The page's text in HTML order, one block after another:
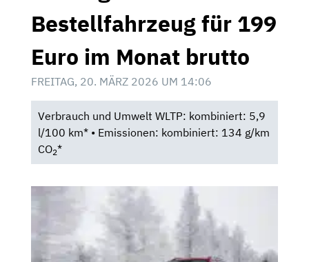
Bestellfahrzeug für 199
Euro im Monat brutto
FREITAG, 20. MÄRZ 2026 UM 14:06
Verbrauch und Umwelt WLTP: kombiniert: 5,9
l/100 km* • Emissionen: kombiniert: 134 g/km
CO2*